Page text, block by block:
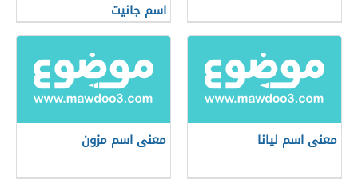
اسم جانيت
معنى اسم ليانا معنى اسم مزون